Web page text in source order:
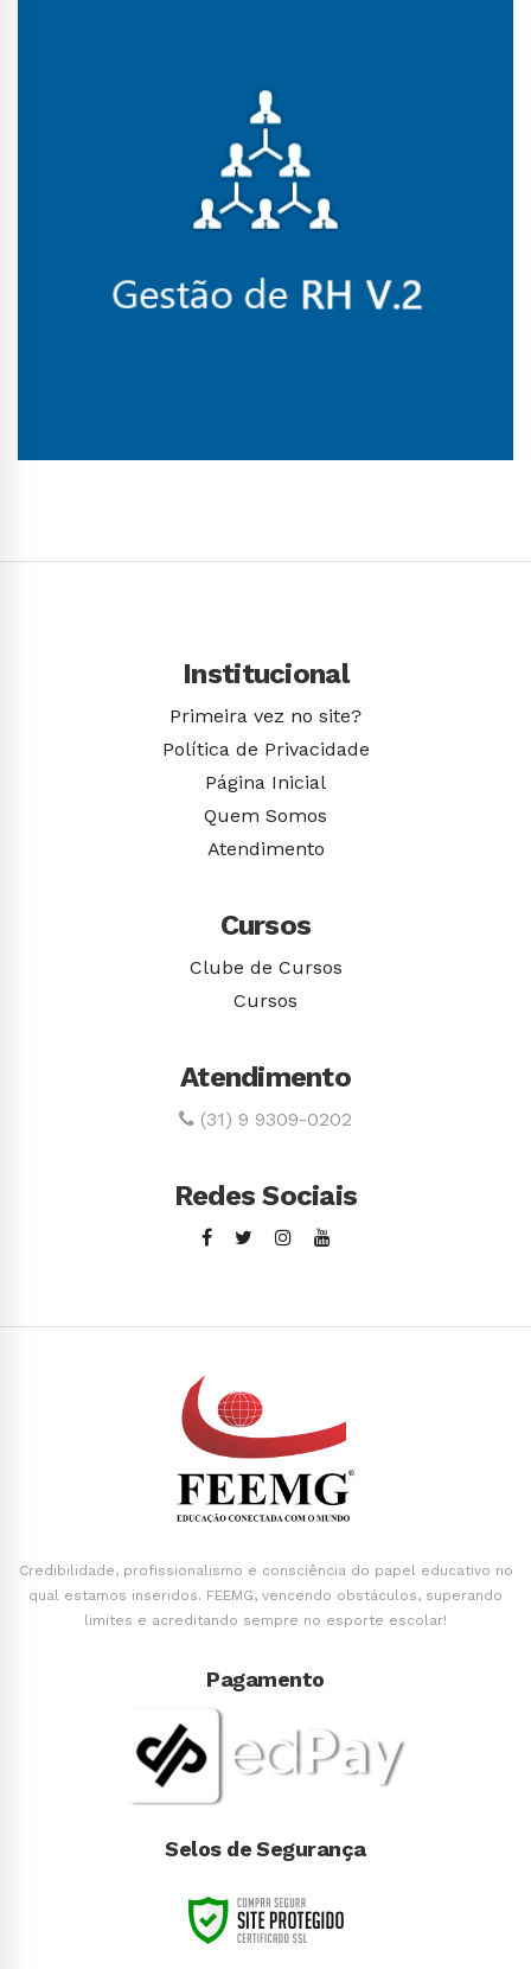
Institucional
Primeira vez no site?
Política de Privacidade
Página Inicial
Quem Somos
Atendimento
Cursos
Clube de Cursos
Cursos
Atendimento
(31) 9 9309-0202
Redes Sociais
Credibilidade, profissionalismo e consciência do papel educativo no
qual estamos inseridos. FEEMG, vencendo obstáculos, superando
limites e acreditando sempre no esporte escolar!
Pagamento
Selos de Segurança